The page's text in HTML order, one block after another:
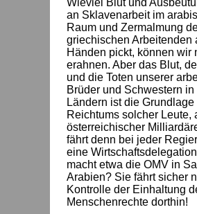
an Sklavenarbeit im
Raum und Zermalmung
griechischen Arbeitenden
Händen pickt, können wir
erahnen. Aber das Blut,
und die Toten unserer
Brüder und Schwestern in
Ländern ist die Grundlage
Reichtums solcher Leute,
österreichischer
fährt denn bei jeder
eine
macht etwa die OMV in
Arabien? Sie fährt sicher
Kontrolle der Einhaltung
Menschenrechte dorthin!